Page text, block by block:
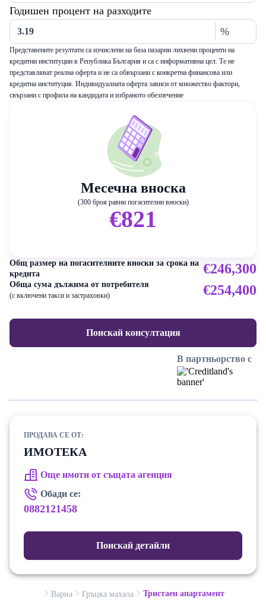
Годишен процент на разходите
%
Представените резултати са изчислени на база пазарни лихвени проценти на
кредитни институции в Република България и са с информативна цел. Те не
представляват реална оферта и не са обвързани с конкретна финансова или
кредитна институция. Индивидуалната оферта зависи от множество фактори,
свързани с профила на кандидата и избраното обезпечение
Месечна вноска
(300 броя равни погасителни вноски)
€821
Общ размер на погасителните вноски за срока на
кредита
€246,300
Обща сума дължима от потребителя
(с включени такси и застраховки) €254,400
Поискай консултация
В партньорство с
ПРОДАВА СЕ ОТ:
ИМОТЕКА
Още имоти от същата агенция
Обади се:
0882121458
Поискай детайли
Варна Гръцка махала Тристаен апартамент